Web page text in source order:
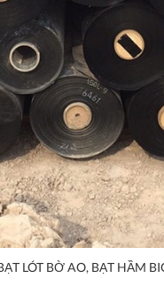
LÓT BỜ AO, BẠT HẦM